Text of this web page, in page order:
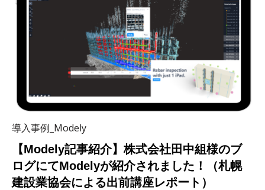
導入事例_Modely
【Modely記事紹介】株式会社田中組様のブ
ログにてModelyが紹介されました！（札幌
建設業協会による出前講座レポート）